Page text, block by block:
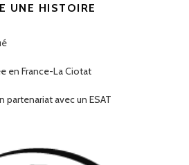
UNE HISTOIRE
en France-La Ciotat
partenariat avec un ESAT